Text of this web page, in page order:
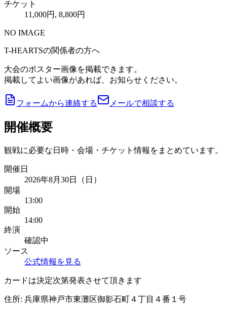
チケット
11,000円, 8,800円
NO IMAGE
T-HEARTSの関係者の方へ
大会のポスター画像を掲載できます。
掲載してよい画像があれば、お知らせください。
フォームから連絡する メールで相談する
開催概要
観戦に必要な日時・会場・チケット情報をまとめています。
開催日
2026年8月30日（日）
開場
13:00
開始
14:00
終演
確認中
ソース
公式情報を見る
カードは決定次第発表させて頂きます
住所: 兵庫県神戸市東灘区御影石町４丁目４番１号